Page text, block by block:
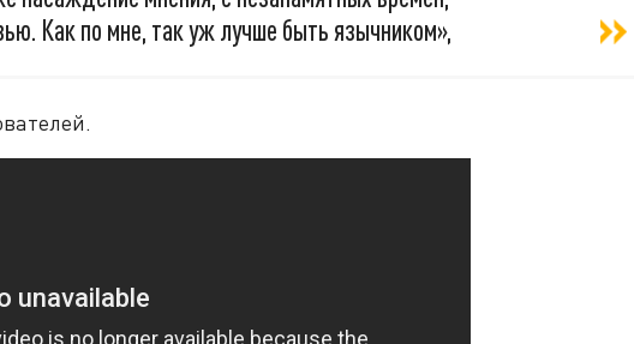
Как по мне, так уж лучше быть язычником»,